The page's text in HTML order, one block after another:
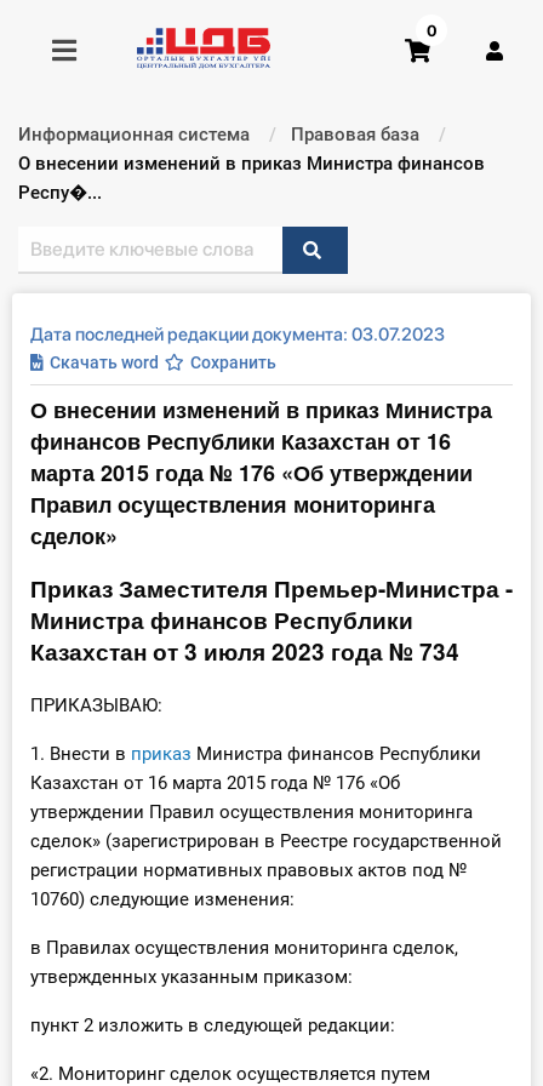
Получить консультацию
Главная ИС
Формы
Консультации
Правовая база
Библиотека бухгалтера
Инструменты
Вебинары
Справочник бухгалтера
Участник ВЭД
Практика ИП
Кадры. Труд. Зарплата.
Юридический помощник
0
Информационная система
Правовая база
Текущий:
О внесении изменений в приказ Министра финансов
Респу�...
Дата последней редакции документа: 03.07.2023
Скачать word Сохранить
О внесении изменений в приказ Министра
финансов Республики Казахстан от 16
марта 2015 года № 176 «Об утверждении
Правил осуществления мониторинга
сделок»
Приказ Заместителя Премьер-Министра -
Министра финансов Республики
Казахстан от 3 июля 2023 года № 734
ПРИКАЗЫВАЮ:
1. Внести в приказ Министра финансов Республики
Казахстан от 16 марта 2015 года № 176 «Об
утверждении Правил осуществления мониторинга
сделок» (зарегистрирован в Реестре государственной
регистрации нормативных правовых актов под №
10760) следующие изменения:
в Правилах осуществления мониторинга сделок,
утвержденных указанным приказом:
пункт 2 изложить в следующей редакции:
«2. Мониторинг сделок осуществляется путем